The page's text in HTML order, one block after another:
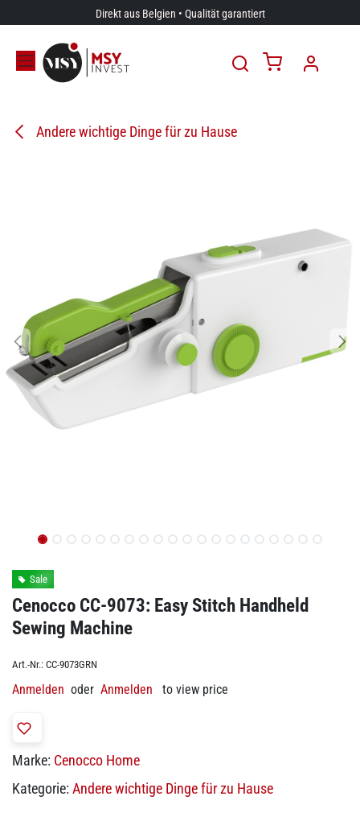
Zum Inhalt springenDirekt aus Belgien • Qualität garantiert
Andere wichtige Dinge für zu Hause
Sale
Cenocco CC-9073: Easy Stitch Handheld
Sewing Machine
Art.-Nr.: CC-9073GRN
Anmelden oder Anmelden to view price
Marke: Cenocco Home
Kategorie: Andere wichtige Dinge für zu Hause